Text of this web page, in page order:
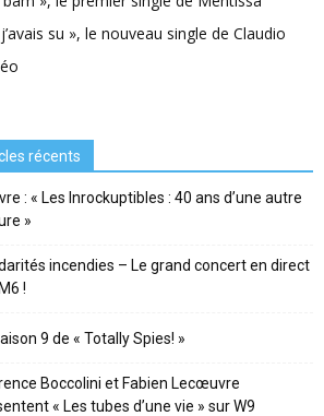
j’avais su », le nouveau single de Claudio
récents
: « Les Inrockuptibles : 40 ans d’une autre
»
incendies – Le grand concert en direct
!
9 de « Totally Spies! »
Boccolini et Fabien Lecœuvre
« Les tubes d’une vie » sur W9